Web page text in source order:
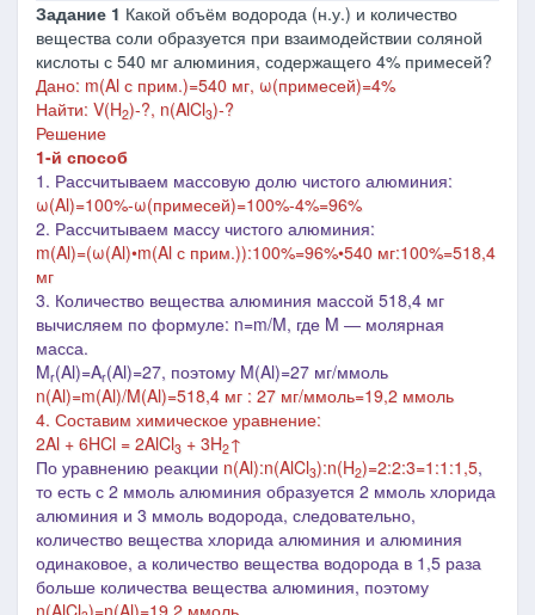
Задание 1 Какой объём водорода (н.у.) и количество
вещества соли образуется при взаимодействии соляной
кислоты с 540 мг алюминия, содержащего 4% примесей?
Дано: m(Al с прим.)=540 мг, ω(примесей)=4%
Найти: V(H2)-?, n(AlCl3)-?
Решение
1-й способ
1. Рассчитываем массовую долю чистого алюминия:
ω(Al)=100%-ω(примесей)=100%-4%=96%
2. Рассчитываем массу чистого алюминия:
m(Al)=(ω(Al)•m(Al с прим.)):100%=96%•540 мг:100%=518,4
мг
3. Количество вещества алюминия массой 518,4 мг
вычисляем по формуле: n=m/M, где M ― молярная
масса.
Mr(Al)=Ar(Al)=27, поэтому M(Al)=27 мг/ммоль
n(Al)=m(Al)/M(Al)=518,4 мг : 27 мг/ммоль=19,2 ммоль
4. Составим химическое уравнение:
2Al + 6HCl = 2AlCl3 + 3H2↑
По уравнению реакции n(Al):n(AlCl3):n(H2)=2:2:3=1:1:1,5,
то есть с 2 ммоль алюминия образуется 2 ммоль хлорида
алюминия и 3 ммоль водорода, следовательно,
количество вещества хлорида алюминия и алюминия
одинаковое, а количество вещества водорода в 1,5 раза
больше количества вещества алюминия, поэтому
n(AlCl )=n(Al)=19,2 ммоль